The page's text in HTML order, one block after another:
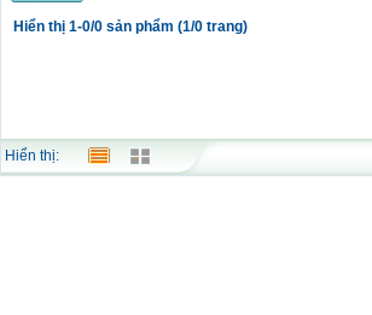
Hiển thị 1-0/0 sản phẩm (1/0 trang)
Hiển thị: